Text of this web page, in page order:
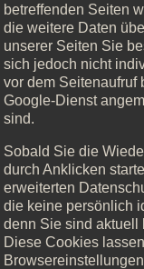
betreffenden Seiten
die weitere Daten
unserer Seiten Sie
sich jedoch nicht
vor dem Seitenaufruf
Google-Dienst
sind.
Sobald Sie die
durch Anklicken
erweiterten
die keine persönlich
denn Sie sind aktuell
Diese Cookies